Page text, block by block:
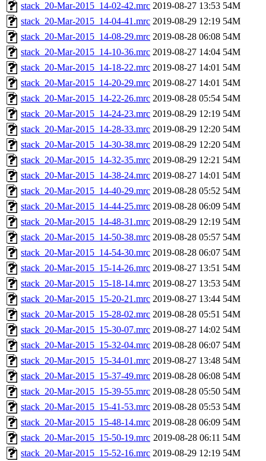
stack_20-Mar-2015_14-02-42.mrc 2019-08-27 13:53 54M
stack_20-Mar-2015_14-04-41.mrc 2019-08-29 12:19 54M
stack_20-Mar-2015_14-08-29.mrc 2019-08-28 06:08 54M
stack_20-Mar-2015_14-10-36.mrc 2019-08-27 14:04 54M
stack_20-Mar-2015_14-18-22.mrc 2019-08-27 14:01 54M
stack_20-Mar-2015_14-20-29.mrc 2019-08-27 14:01 54M
stack_20-Mar-2015_14-22-26.mrc 2019-08-28 05:54 54M
stack_20-Mar-2015_14-24-23.mrc 2019-08-29 12:19 54M
stack_20-Mar-2015_14-28-33.mrc 2019-08-29 12:20 54M
stack_20-Mar-2015_14-30-38.mrc 2019-08-29 12:20 54M
stack_20-Mar-2015_14-32-35.mrc 2019-08-29 12:21 54M
stack_20-Mar-2015_14-38-24.mrc 2019-08-27 14:01 54M
stack_20-Mar-2015_14-40-29.mrc 2019-08-28 05:52 54M
stack_20-Mar-2015_14-44-25.mrc 2019-08-28 06:09 54M
stack_20-Mar-2015_14-48-31.mrc 2019-08-29 12:19 54M
stack_20-Mar-2015_14-50-38.mrc 2019-08-28 05:57 54M
stack_20-Mar-2015_14-54-30.mrc 2019-08-28 06:07 54M
stack_20-Mar-2015_15-14-26.mrc 2019-08-27 13:51 54M
stack_20-Mar-2015_15-18-14.mrc 2019-08-27 13:53 54M
stack_20-Mar-2015_15-20-21.mrc 2019-08-27 13:44 54M
stack_20-Mar-2015_15-28-02.mrc 2019-08-28 05:51 54M
stack_20-Mar-2015_15-30-07.mrc 2019-08-27 14:02 54M
stack_20-Mar-2015_15-32-04.mrc 2019-08-28 06:07 54M
stack_20-Mar-2015_15-34-01.mrc 2019-08-27 13:48 54M
stack_20-Mar-2015_15-37-49.mrc 2019-08-28 06:08 54M
stack_20-Mar-2015_15-39-55.mrc 2019-08-28 05:50 54M
stack_20-Mar-2015_15-41-53.mrc 2019-08-28 05:53 54M
stack_20-Mar-2015_15-48-14.mrc 2019-08-28 06:09 54M
stack_20-Mar-2015_15-50-19.mrc 2019-08-28 06:11 54M
stack_20-Mar-2015_15-52-16.mrc 2019-08-29 12:19 54M